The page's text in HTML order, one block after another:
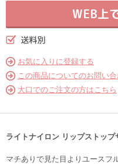
WEB上
お気に入りに登録する
この商品についてのお問い
大口でのご注文の方はこちら
ライトナイロン リップストップ
マチありで見た目よりユースフ